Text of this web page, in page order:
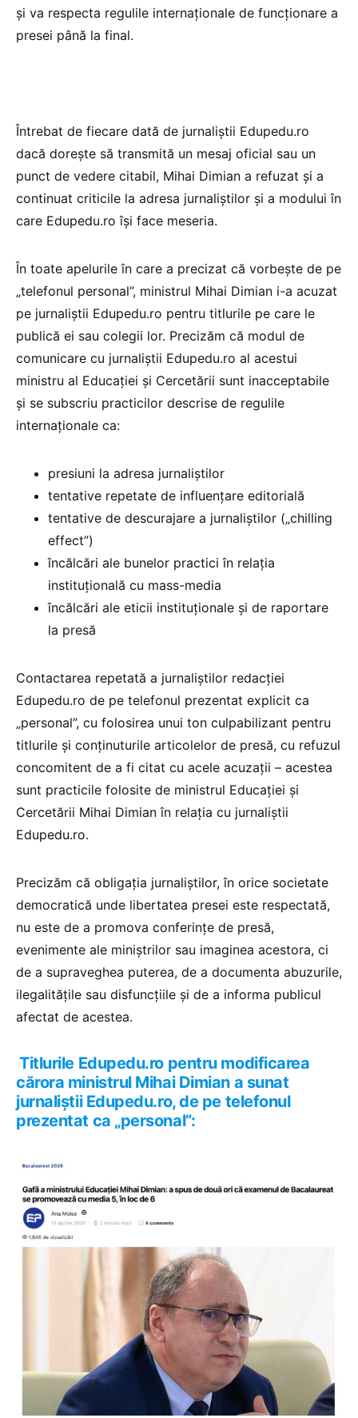
și va respecta regulile internaționale de funcționare a
presei până la final.
Întrebat de fiecare dată de jurnaliștii Edupedu.ro
dacă dorește să transmită un mesaj oficial sau un
punct de vedere citabil, Mihai Dimian a refuzat și a
continuat criticile la adresa jurnaliștilor și a modului în
care Edupedu.ro își face meseria.
În toate apelurile în care a precizat că vorbește de pe
„telefonul personal”, ministrul Mihai Dimian i-a acuzat
pe jurnaliștii Edupedu.ro pentru titlurile pe care le
publică ei sau colegii lor. Precizăm că modul de
comunicare cu jurnaliștii Edupedu.ro al acestui
ministru al Educației și Cercetării sunt inacceptabile
și se subscriu practicilor descrise de regulile
internaționale ca:
presiuni la adresa jurnaliștilor
tentative repetate de influențare editorială
tentative de descurajare a jurnaliștilor („chilling
effect”)
încălcări ale bunelor practici în relația
instituțională cu mass-media
încălcări ale eticii instituționale și de raportare
la presă
Contactarea repetată a jurnaliștilor redacției
Edupedu.ro de pe telefonul prezentat explicit ca
„personal”, cu folosirea unui ton culpabilizant pentru
titlurile și conținuturile articolelor de presă, cu refuzul
concomitent de a fi citat cu acele acuzații – acestea
sunt practicile folosite de ministrul Educației și
Cercetării Mihai Dimian în relația cu jurnaliștii
Edupedu.ro.
Precizăm că obligația jurnaliștilor, în orice societate
democratică unde libertatea presei este respectată,
nu este de a promova conferințe de presă,
evenimente ale miniștrilor sau imaginea acestora, ci
de a supraveghea puterea, de a documenta abuzurile,
ilegalitățile sau disfuncțiile și de a informa publicul
afectat de acestea.
Titlurile Edupedu.ro pentru modificarea
cărora ministrul Mihai Dimian a sunat
jurnaliștii Edupedu.ro, de pe telefonul
prezentat ca „personal”: